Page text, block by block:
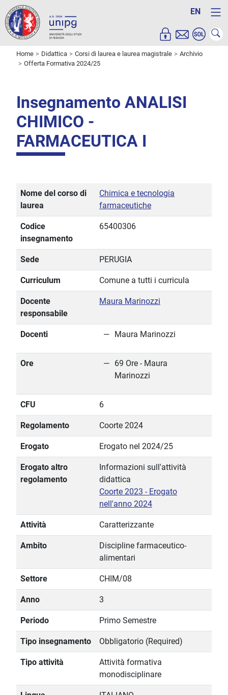
EN
Home Didattica Corsi di laurea e laurea magistrale
Archivio
Offerta Formativa 2024/25
Insegnamento ANALISI
CHIMICO -
FARMACEUTICA I
Nome del corso di
laurea
Chimica e tecnologia
farmaceutiche
Codice
insegnamento
65400306
Sede PERUGIA
Curriculum Comune a tutti i curricula
Docente
responsabile
Maura Marinozzi
Docenti Maura Marinozzi
Ore
69 Ore - Maura
Marinozzi
CFU 6
Regolamento Coorte 2024
Erogato Erogato nel 2024/25
Erogato altro
regolamento
Informazioni sull'attività
didattica
Coorte 2023 - Erogato
nell'anno 2024
Attività Caratterizzante
Ambito
Discipline farmaceutico-
alimentari
Settore CHIM/08
Anno 3
Periodo Primo Semestre
Tipo insegnamento Obbligatorio (Required)
Tipo attività
Attività formativa
monodisciplinare